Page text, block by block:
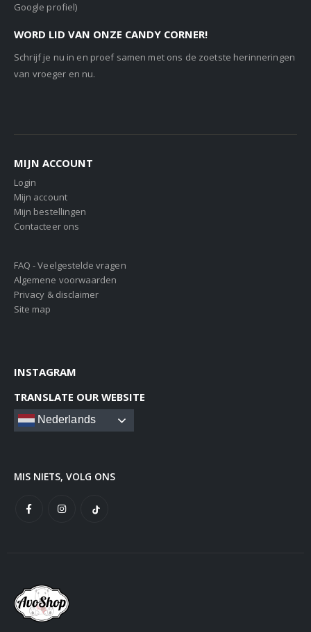
Google profiel)
WORD LID VAN ONZE CANDY CORNER!
Schrijf je nu in en proef samen met ons de zoetste herinneringen
van vroeger en nu.
MIJN ACCOUNT
Login
Mijn account
Mijn bestellingen
Contacteer ons
FAQ - Veelgestelde vragen
Algemene voorwaarden
Privacy & disclaimer
Site map
INSTAGRAM
TRANSLATE OUR WEBSITE
Nederlands
MIS NIETS, VOLG ONS